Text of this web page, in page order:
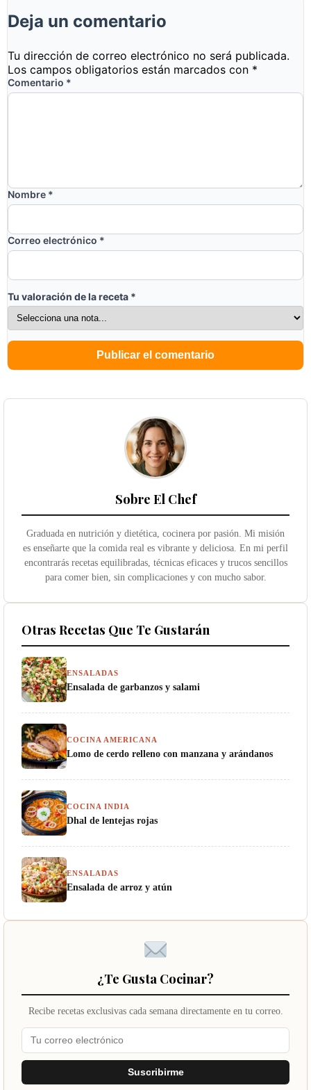
Deja un comentario
Tu dirección de correo electrónico no será publicada.
Los campos obligatorios están marcados con *
Comentario *
Nombre *
Correo electrónico *
Tu valoración de la receta *
Sobre El Chef
Graduada en nutrición y dietética, cocinera por pasión. Mi misión
es enseñarte que la comida real es vibrante y deliciosa. En mi perfil
encontrarás recetas equilibradas, técnicas eficaces y trucos sencillos
para comer bien, sin complicaciones y con mucho sabor.
Otras Recetas Que Te Gustarán
ENSALADAS
Ensalada de garbanzos y salami
COCINA AMERICANA
Lomo de cerdo relleno con manzana y arándanos
COCINA INDIA
Dhal de lentejas rojas
ENSALADAS
Ensalada de arroz y atún
¿Te Gusta Cocinar?
Recibe recetas exclusivas cada semana directamente en tu correo.
Suscribirme